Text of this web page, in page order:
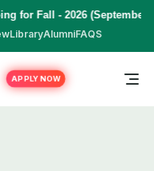
- 2026 (September to
LibraryAlumniFAQS
APPLY NOW